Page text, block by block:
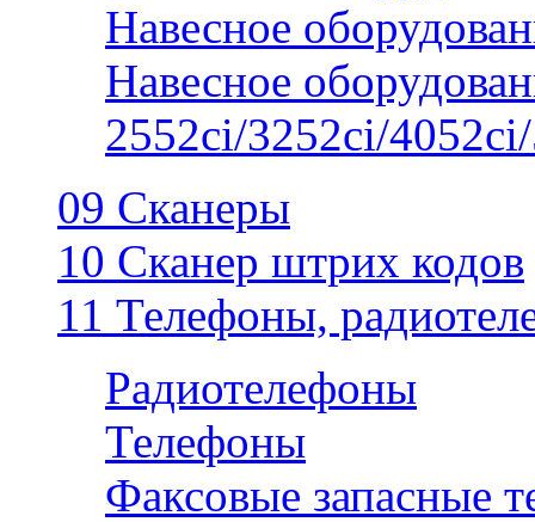
Навесное
Навесное
2552ci/3252ci/
09 Сканеры
10 Сканер штрих кодов
11 Телефоны,
Радиотелефоны
Телефоны
Факсовые запасные